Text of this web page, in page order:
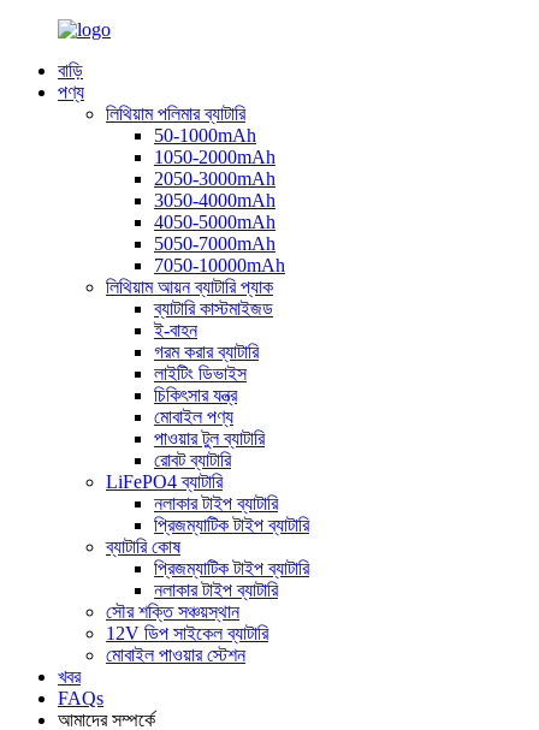
বাড়ি
পণ্য
লিথিয়াম পলিমার ব্যাটারি
50-1000mAh
1050-2000mAh
2050-3000mAh
3050-4000mAh
4050-5000mAh
5050-7000mAh
7050-10000mAh
লিথিয়াম আয়ন ব্যাটারি প্যাক
ব্যাটারি কাস্টমাইজড
ই-বাহন
গরম করার ব্যাটারি
লাইটিং ডিভাইস
চিকিৎসার যন্ত্র
মোবাইল পণ্য
পাওয়ার টুল ব্যাটারি
রোবট ব্যাটারি
LiFePO4 ব্যাটারি
নলাকার টাইপ ব্যাটারি
প্রিজম্যাটিক টাইপ ব্যাটারি
ব্যাটারি কোষ
প্রিজম্যাটিক টাইপ ব্যাটারি
নলাকার টাইপ ব্যাটারি
সৌর শক্তি সঞ্চয়স্থান
12V ডিপ সাইকেল ব্যাটারি
মোবাইল পাওয়ার স্টেশন
খবর
FAQs
আমাদের সম্পর্কে